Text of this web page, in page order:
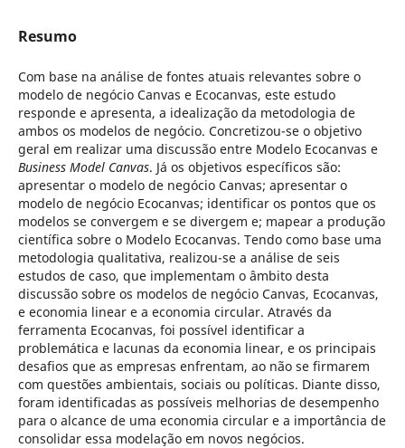
Resumo
Com base na análise de fontes atuais relevantes sobre o
modelo de negócio Canvas e Ecocanvas, este estudo
responde e apresenta, a idealização da metodologia de
ambos os modelos de negócio. Concretizou-se o objetivo
geral em realizar uma discussão entre Modelo Ecocanvas e
Business Model Canvas. Já os objetivos específicos são:
apresentar o modelo de negócio Canvas; apresentar o
modelo de negócio Ecocanvas; identificar os pontos que os
modelos se convergem e se divergem e; mapear a produção
científica sobre o Modelo Ecocanvas. Tendo como base uma
metodologia qualitativa, realizou-se a análise de seis
estudos de caso, que implementam o âmbito desta
discussão sobre os modelos de negócio Canvas, Ecocanvas,
e economia linear e a economia circular. Através da
ferramenta Ecocanvas, foi possível identificar a
problemática e lacunas da economia linear, e os principais
desafios que as empresas enfrentam, ao não se firmarem
com questões ambientais, sociais ou políticas. Diante disso,
foram identificadas as possíveis melhorias de desempenho
para o alcance de uma economia circular e a importância de
consolidar essa modelação em novos negócios.